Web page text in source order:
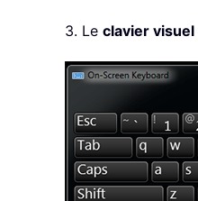
3. Le clavier visuel